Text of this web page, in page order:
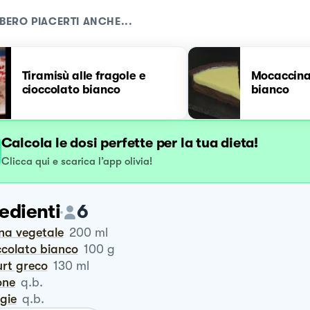
PIACERTI ANCHE...
Tiramisù alle fragole e
cioccolato bianco
bianco
Calcola le dosi perfette per la tua dieta!
Clicca qui e scarica l’app olivia!
6
vegetale 200 ml
bianco 100 g
greco 130 ml
q.b.
q.b.